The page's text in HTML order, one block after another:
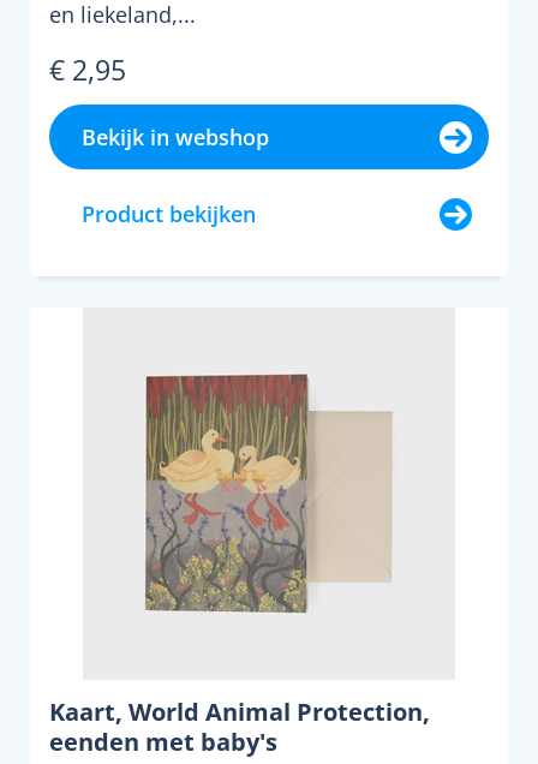
en liekeland,...
€ 2,95
Bekijk in webshop
Product bekijken
Kaart, World Animal Protection,
eenden met baby's